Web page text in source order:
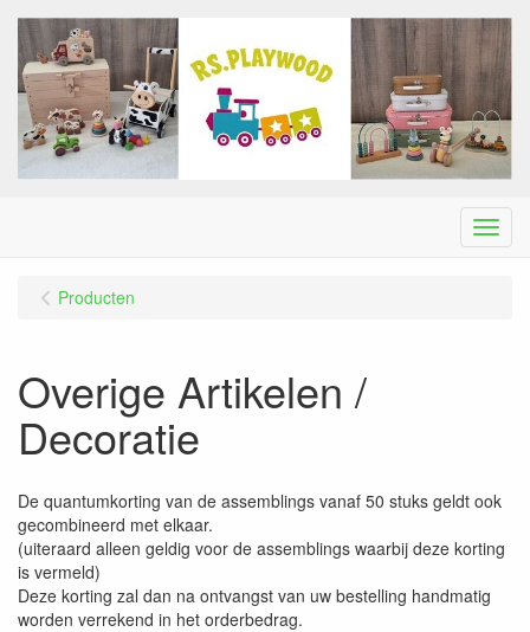
Menu
Producten
Overige Artikelen /
Decoratie
De quantumkorting van de assemblings vanaf 50 stuks geldt ook
gecombineerd met elkaar.
(uiteraard alleen geldig voor de assemblings waarbij deze korting
is vermeld)
Deze korting zal dan na ontvangst van uw bestelling handmatig
worden verrekend in het orderbedrag.